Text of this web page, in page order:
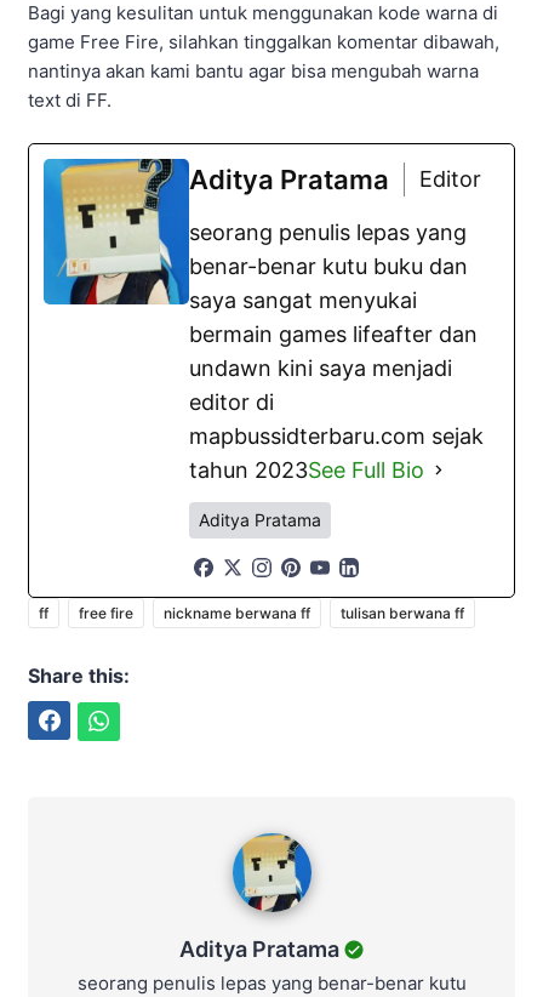
Bagi yang kesulitan untuk menggunakan kode warna di
game Free Fire, silahkan tinggalkan komentar dibawah,
nantinya akan kami bantu agar bisa mengubah warna
text di FF.
Aditya Pratama Editor
seorang penulis lepas yang
benar-benar kutu buku dan
saya sangat menyukai
bermain games lifeafter dan
undawn kini saya menjadi
editor di
mapbussidterbaru.com sejak
tahun 2023See Full Bio
Aditya Pratama
ff free fire nickname berwana ff tulisan berwana ff
Share this:
Aditya Pratama
seorang penulis lepas yang benar-benar kutu